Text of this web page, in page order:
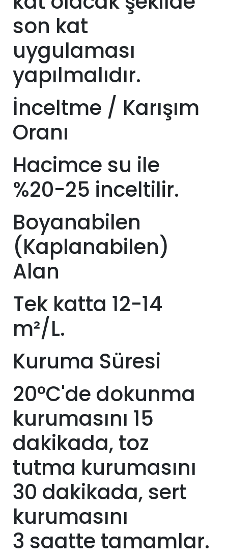
son kat
uygulaması
yapılmalıdır.
İnceltme / Karışım
Oranı
Hacimce su ile
%20-25 inceltilir.
Boyanabilen
(Kaplanabilen)
Alan
Tek katta 12-14
m²/L.
Kuruma Süresi
20°C'de dokunma
kurumasını 15
dakikada, toz
tutma kurumasını
30 dakikada, sert
kurumasını
3 saatte tamamlar.